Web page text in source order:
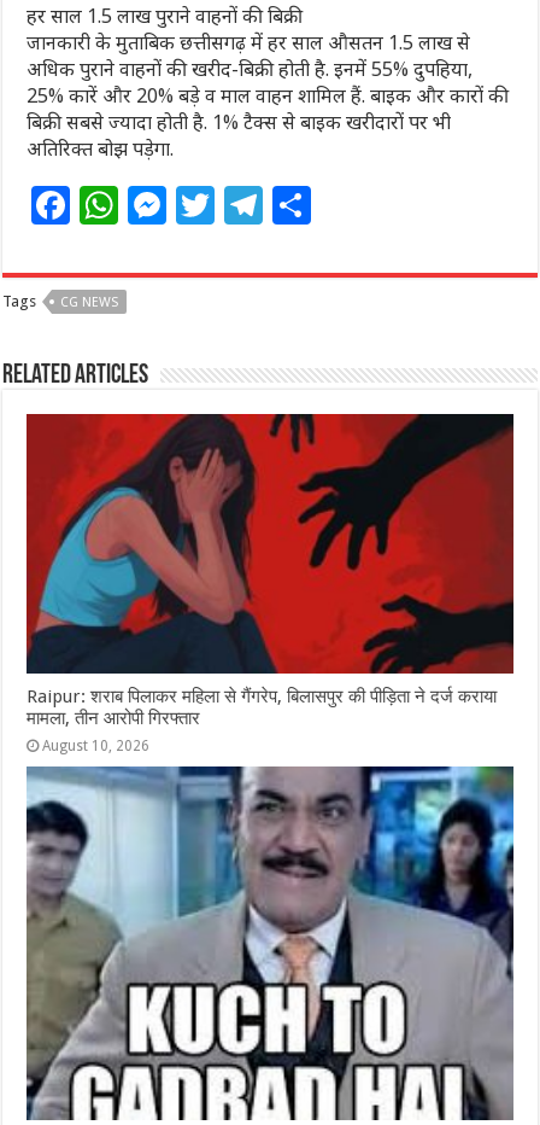
हर साल 1.5 लाख पुराने वाहनों की बिक्री
जानकारी के मुताबिक छत्तीसगढ़ में हर साल औसतन 1.5 लाख से
अधिक पुराने वाहनों की खरीद-बिक्री होती है. इनमें 55% दुपहिया,
25% कारें और 20% बड़े व माल वाहन शामिल हैं. बाइक और कारों की
बिक्री सबसे ज्यादा होती है. 1% टैक्स से बाइक खरीदारों पर भी
अतिरिक्त बोझ पड़ेगा.
F
c
e
b
o
k
W
at
s
A
p
p
M
ss
n
g
e
r
T
itt
r
T
e
ra
m
ar
Tags CG NEWS
Related Articles
Raipur: शराब पिलाकर महिला से गैंगरेप, बिलासपुर की पीड़िता ने दर्ज कराया
मामला, तीन आरोपी गिरफ्तार
August 10, 2026